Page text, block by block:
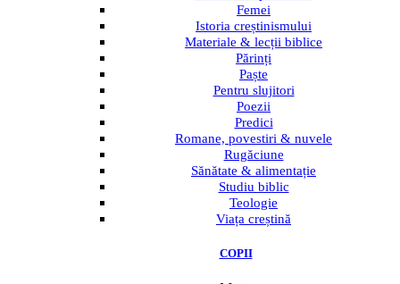
Femei
Istoria creștinismului
Materiale & lecții biblice
Părinți
Paște
Pentru slujitori
Poezii
Predici
Romane, povestiri & nuvele
Rugăciune
Sănătate & alimentație
Studiu biblic
Teologie
Viața creștină
COPII